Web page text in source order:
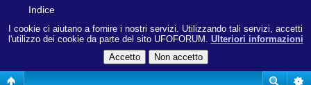
I cookie ci aiutano a fornire i nostri servizi. Utilizzando tali servizi, accetti
l'utilizzo dei cookie da parte del sito UFOFORUM. Ulteriori informazioni
Indice